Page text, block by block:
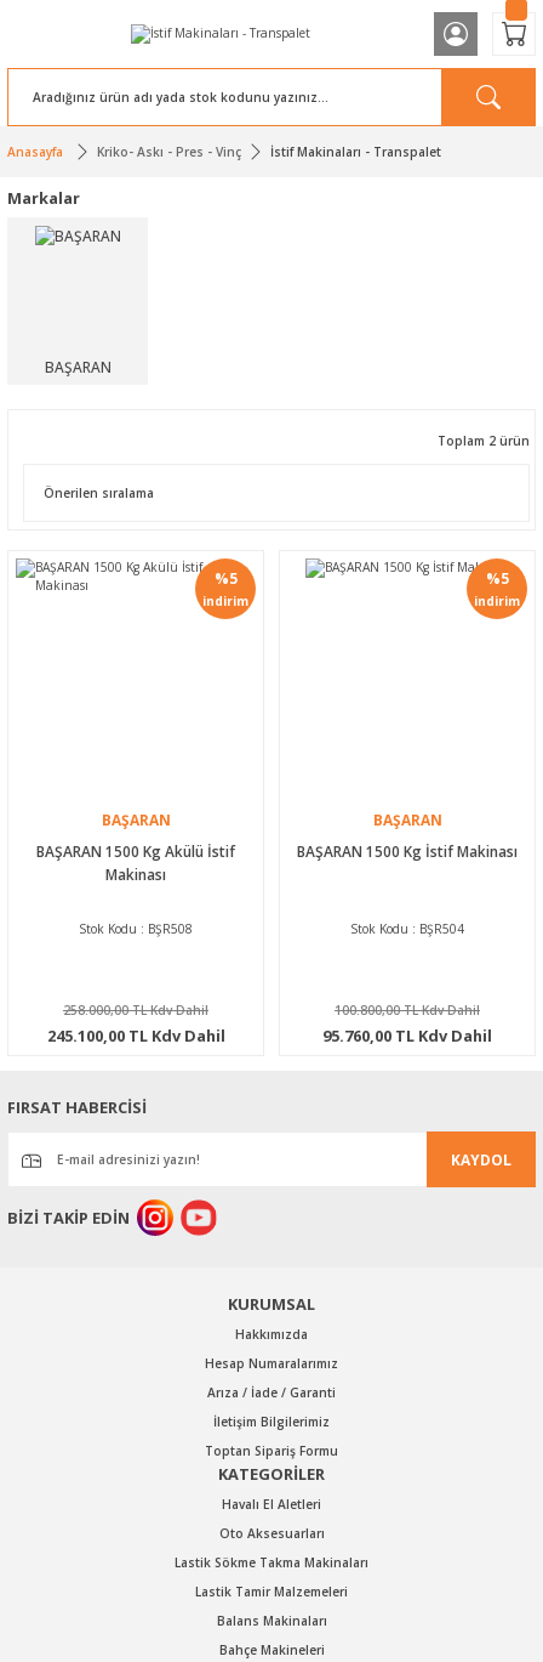
Anasayfa Kriko- Askı - Pres - Vinç İstif Makinaları - Transpalet
Markalar
BAŞARAN
Toplam 2 ürün
%5
indirim
BAŞARAN
BAŞARAN 1500 Kg Akülü İstif
Makinası
Stok Kodu : BŞR508
258.000,00 TL Kdv Dahil
245.100,00 TL Kdv Dahil
%5
indirim
BAŞARAN
BAŞARAN 1500 Kg İstif Makinası
Stok Kodu : BŞR504
100.800,00 TL Kdv Dahil
95.760,00 TL Kdv Dahil
FIRSAT HABERCİSİ
KAYDOL
BİZİ TAKİP EDİN
KURUMSAL
Hakkımızda
Hesap Numaralarımız
Arıza / İade / Garanti
İletişim Bilgilerimiz
Toptan Sipariş Formu
KATEGORİLER
Havalı El Aletleri
Oto Aksesuarları
Lastik Sökme Takma Makinaları
Lastik Tamir Malzemeleri
Balans Makinaları
Bahçe Makineleri